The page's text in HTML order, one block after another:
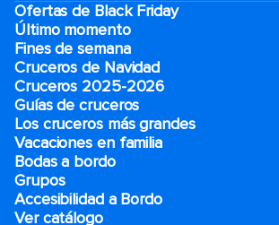
Ofertas de Black Friday
Último momento
Fines de semana
Cruceros de Navidad
Cruceros 2025-2026
Guías de cruceros
Los cruceros más grandes
Vacaciones en familia
Bodas a bordo
Grupos
Accesibilidad a Bordo
Ver catálogo